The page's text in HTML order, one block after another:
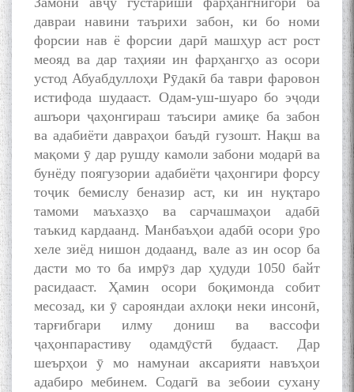
давраи навини таърихи забон, ки бо номи
форсии нав ё форсии дарӣ машҳур аст рост
меояд ва дар таҳияи ин фарҳангҳо аз осори
устод Абуабдуллоҳи Рӯдакӣ ба таври фаровон
истифода шудааст. Одам-уш-шуаро бо эҷоди
ашъори ҷаҳонгираш таъсири амиқе ба забон
ва адабиёти давраҳои баъдӣ гузошт. Нақш ва
мақоми ӯ дар рушду камоли забони модарӣ ва
бунёду поягузории адабиёти ҷаҳонгири форсу
тоҷик бемислу беназир аст, ки ин нуқтаро
тамоми маъхазҳо ва сарчашмаҳои адабӣ
таъкид кардаанд. Манбаъҳои адабӣ осори ӯро
хеле зиёд нишон додаанд, вале аз ин осор ба
дасти мо то ба имрӯз дар ҳудуди 1050 байт
расидааст. Ҳамин осори боқимонда собит
месозад, ки ӯ сарояндаи ахлоқи неки инсонӣ,
тарғибгари илму дониш ва вассофи
ҷаҳонпарастиву одамдӯстӣ будааст. Дар
шеърҳои ӯ мо намунаи аксарияти навъҳои
адабиро мебинем. Содагӣ ва зебоии сухану